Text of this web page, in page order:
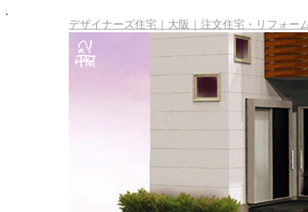
.
デザイナーズ住宅｜大阪｜注文住宅・リフォー